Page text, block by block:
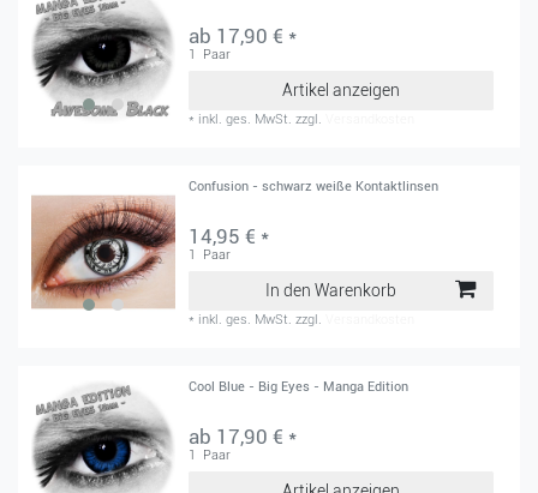
ab 17,90 € *
1 Paar
Artikel anzeigen
* inkl. ges. MwSt. zzgl.
Confusion - schwarz weiße Kontaktlinsen
14,95 € *
1 Paar
In den Warenkorb
* inkl. ges. MwSt. zzgl.
Cool Blue - Big Eyes - Manga Edition
ab 17,90 € *
1 Paar